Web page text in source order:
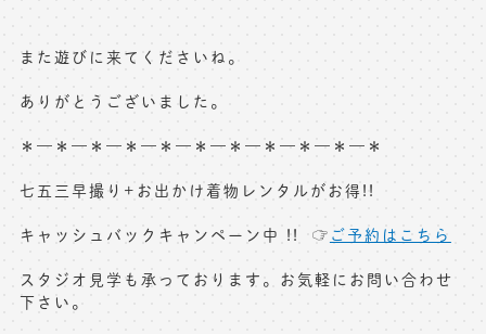
また遊びに来てくださいね。
ありがとうございました。
＊—＊—＊—＊—＊—＊—＊—＊—＊—＊—＊
七五三早撮り+お出かけ着物レンタルがお得!!
キャッシュバックキャンペーン中 !! ☞ ご予約はこちら
スタジオ見学も承っております。お気軽にお問い合わせ
下さい。